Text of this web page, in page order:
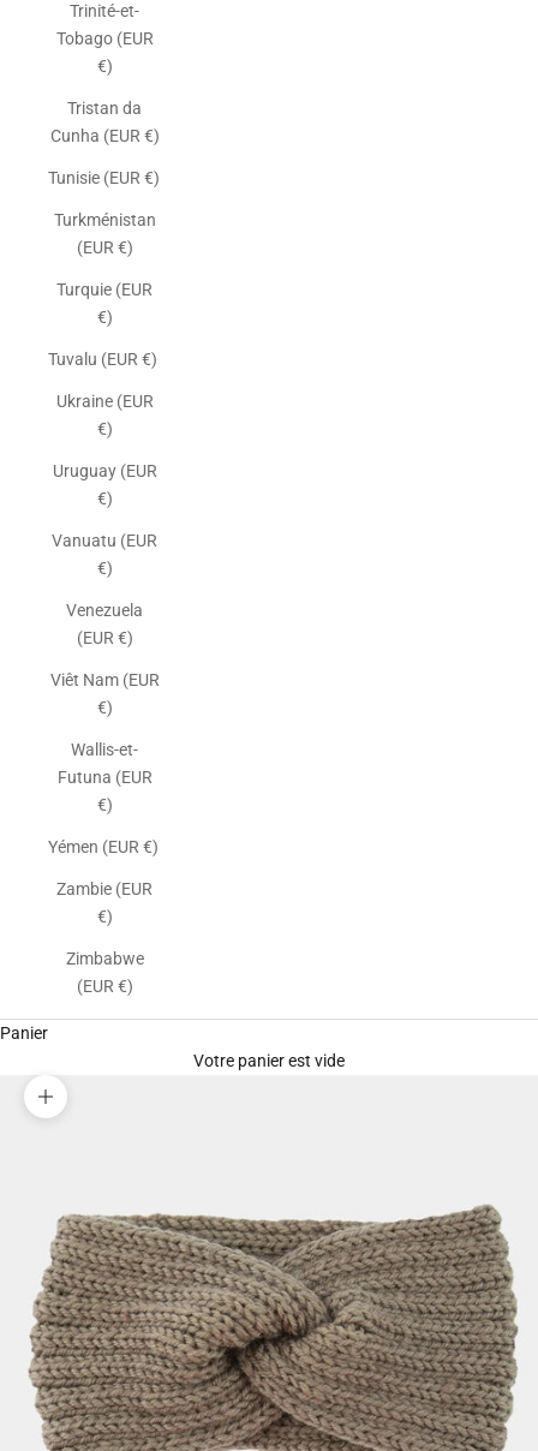
Trinité-et-
Tobago (EUR
€)
Tristan da
Cunha (EUR €)
Tunisie (EUR €)
Turkménistan
(EUR €)
Turquie (EUR
€)
Tuvalu (EUR €)
Ukraine (EUR
€)
Uruguay (EUR
€)
Vanuatu (EUR
€)
Venezuela
(EUR €)
Viêt Nam (EUR
€)
Wallis-et-
Futuna (EUR
€)
Yémen (EUR €)
Zambie (EUR
€)
Zimbabwe
(EUR €)
Panier
Votre panier est vide
Zoomer sur l'image